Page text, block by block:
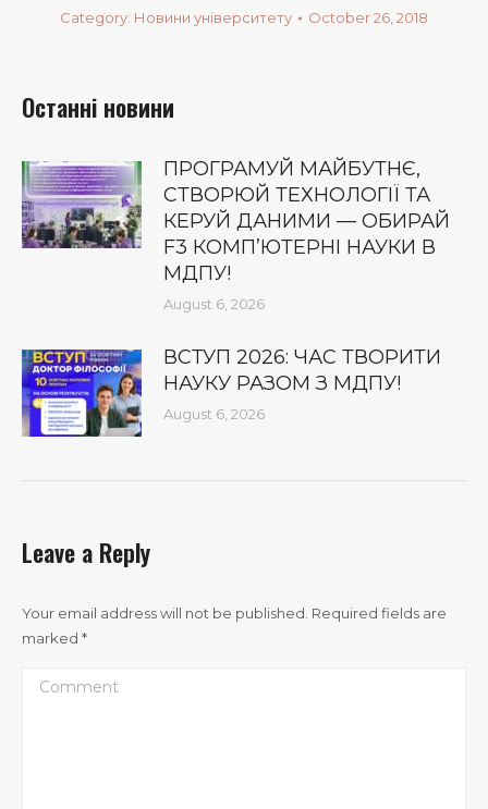
Category: Новини університету October 26, 2018
Останні новини
ПРОГРАМУЙ МАЙБУТНЄ,
СТВОРЮЙ ТЕХНОЛОГІЇ ТА
КЕРУЙ ДАНИМИ — ОБИРАЙ
F3 КОМП’ЮТЕРНІ НАУКИ В
МДПУ!
August 6, 2026
ВСТУП 2026: ЧАС ТВОРИТИ
НАУКУ РАЗОМ З МДПУ!
August 6, 2026
Leave a Reply
Your email address will not be published. Required fields are
marked *
Comment